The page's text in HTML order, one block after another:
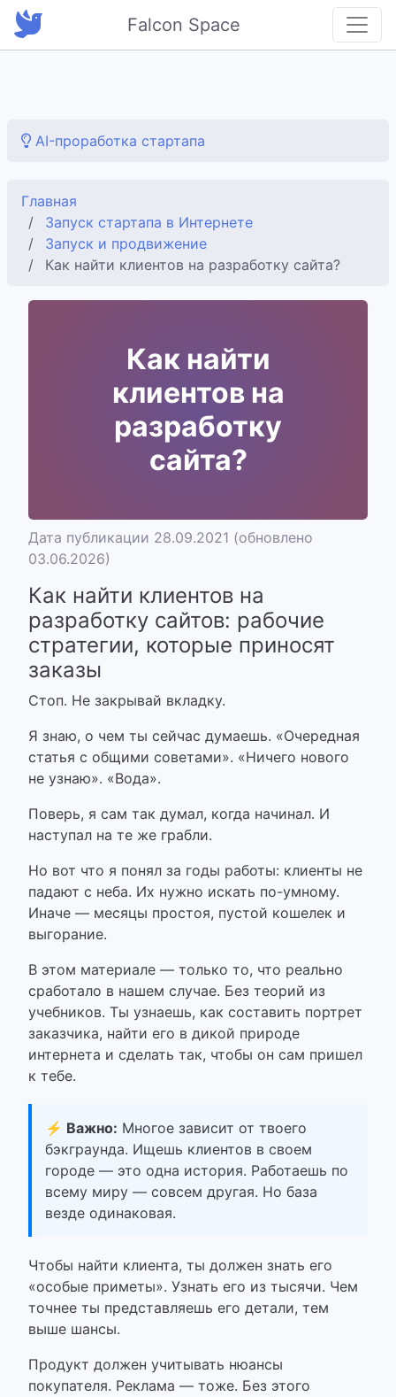
Falcon Space
AI-проработка стартапа
Главная
Запуск стартапа в Интернете
Запуск и продвижение
Как найти клиентов на разработку сайта?
Как найти
клиентов на
разработку
сайта?
Дата публикации 28.09.2021 (обновлено
03.06.2026)
Как найти клиентов на
разработку сайтов: рабочие
стратегии, которые приносят
заказы
Стоп. Не закрывай вкладку.
Я знаю, о чем ты сейчас думаешь. «Очередная
статья с общими советами». «Ничего нового
не узнаю». «Вода».
Поверь, я сам так думал, когда начинал. И
наступал на те же грабли.
Но вот что я понял за годы работы: клиенты не
падают с неба. Их нужно искать по-умному.
Иначе — месяцы простоя, пустой кошелек и
выгорание.
В этом материале — только то, что реально
сработало в нашем случае. Без теорий из
учебников. Ты узнаешь, как составить портрет
заказчика, найти его в дикой природе
интернета и сделать так, чтобы он сам пришел
к тебе.
⚡ Важно: Многое зависит от твоего
бэкграунда. Ищешь клиентов в своем
городе — это одна история. Работаешь по
всему миру — совсем другая. Но база
везде одинаковая.
Чтобы найти клиента, ты должен знать его
«особые приметы». Узнать его из тысячи. Чем
точнее ты представляешь его детали, тем
выше шансы.
Продукт должен учитывать нюансы
покупателя. Реклама — тоже. Без этого